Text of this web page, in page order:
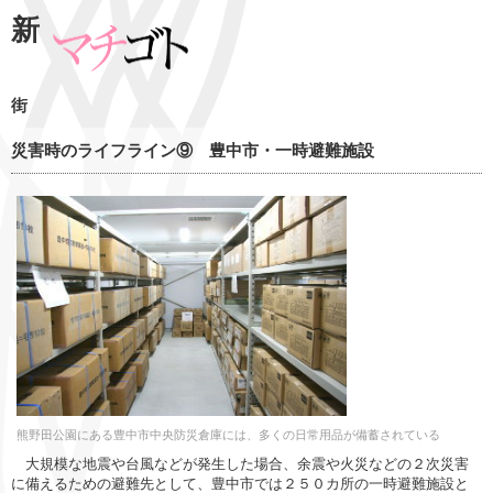
新
街
災害時のライフライン⑨ 豊中市・一時避難施設
熊野田公園にある豊中市中央防災倉庫には、多くの日常用品が備蓄されている
大規模な地震や台風などが発生した場合、余震や火災などの２次災害
に備えるための避難先として、豊中市では２５０カ所の一時避難施設と